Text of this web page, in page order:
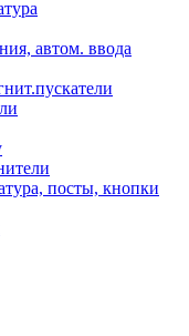
автом. ввода
посты, кнопки